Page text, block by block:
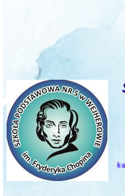
Motywować i kształtować,